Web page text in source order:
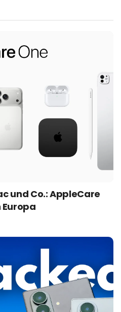
und Co.: AppleCare